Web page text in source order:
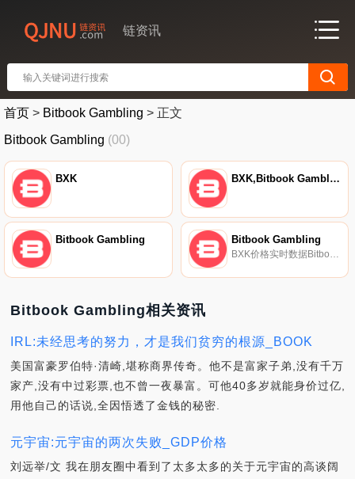
链资讯
首页 > Bitbook Gambling > 正文
Bitbook Gambling (00)
BXK BXK,Bitbook Gambling
Bitbook Gambling Bitbook Gambling
Bitbook Gambling相关资讯
IRL:未经思考的努力，才是我们贫穷的根源_BOOK
美国富豪罗伯特·清崎,堪称商界传奇。他不是富家子弟,没有千万
家产,没有中过彩票,也不曾一夜暴富。可他40多岁就能身价过亿,
用他自己的话说,全因悟透了金钱的秘密.
元宇宙:元宇宙的两次失败_GDP价格
刘远举/文 我在朋友圈中看到了太多太多的关于元宇宙的高谈阔